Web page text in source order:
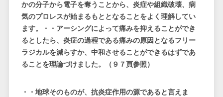
かの分子から電子を奪うことから、炎症や組織破壊、病
気のプロレスが始まるもととなることをよく理解してい
ます。・・アーシングによって痛みを抑えることができ
るとしたら、炎症の過程である痛みの原因となるフリー
ラジカルを減らすか、中和させることができるはずであ
ることを理論づけました。（９７頁参照）
・・地球そのものが、抗炎症作用の源であると言えま